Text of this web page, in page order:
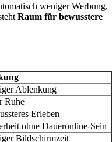
weniger Werbung,
Raum für bewusstere
Ablenkung
Ruhe
Erleben
ohne Daueronline-Sein
Bildschirmzeit